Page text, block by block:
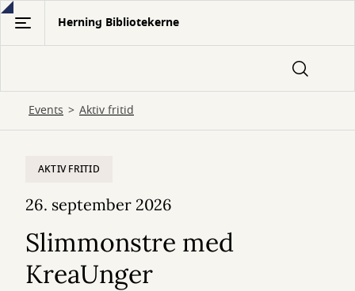
Gå
hovedindhold
Herning Bibliotekerne
Events Aktiv fritid
AKTIV FRITID
26. september 2026
Slimmonstre med
KreaUnger